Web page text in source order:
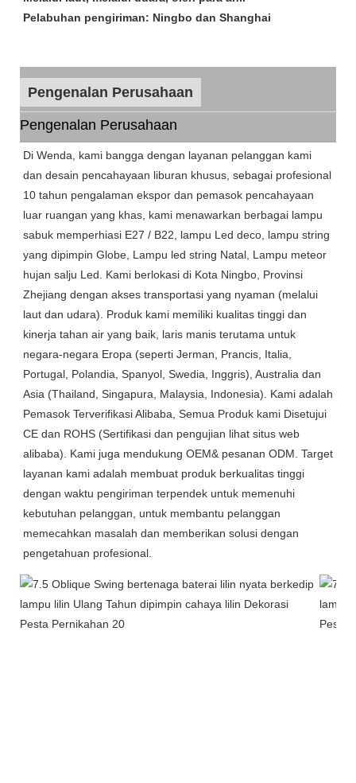
Pelabuhan pengiriman: Ningbo dan Shanghai
Pengenalan Perusahaan
Pengenalan Perusahaan
Di Wenda, kami bangga dengan layanan pelanggan kami
dan desain pencahayaan liburan khusus, sebagai profesional
10 tahun pengalaman ekspor dan pemasok pencahayaan
luar ruangan yang khas, kami menawarkan berbagai lampu
sabuk memperhiasi E27 / B22, lampu Led deco, lampu string
yang dipimpin Globe, Lampu led string Natal, Lampu meteor
hujan salju Led. Kami berlokasi di Kota Ningbo, Provinsi
Zhejiang dengan akses transportasi yang nyaman (melalui
laut dan udara). Produk kami memiliki kualitas tinggi dan
kinerja tahan air yang baik, laris manis terutama untuk
negara-negara Eropa (seperti Jerman, Prancis, Italia,
Portugal, Polandia, Spanyol, Swedia, Inggris), Australia dan
Asia (Thailand, Singapura, Malaysia, Indonesia). Kami adalah
Pemasok Terverifikasi Alibaba, Semua Produk kami Disetujui
CE dan ROHS (Sertifikasi dan pengujian lihat situs web
alibaba). Kami juga mendukung OEM& pesanan ODM. Target
layanan kami adalah membuat produk berkualitas tinggi
dengan waktu pengiriman terpendek untuk memenuhi
kebutuhan pelanggan, untuk membantu pelanggan
memecahkan masalah dan memberikan solusi dengan
pengetahuan profesional.